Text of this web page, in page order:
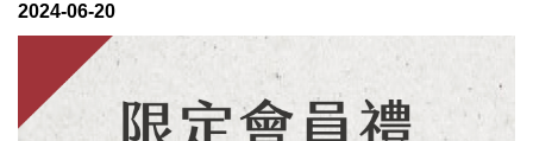
2024-06-20